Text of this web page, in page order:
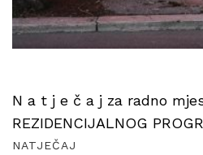
N a t j e č a j za radno
REZIDENCIJALNOG
NATJEČAJ